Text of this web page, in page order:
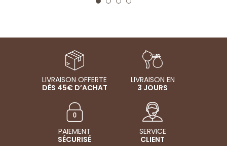
LIVRAISON OFFERTE
DÈS 45€ D’ACHAT
LIVRAISON EN
3 JOURS
PAIEMENT
SÉCURISÉ
SERVICE
CLIENT